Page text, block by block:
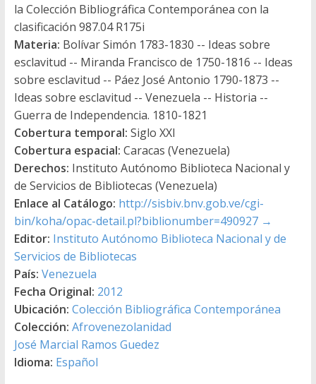
la Colección Bibliográfica Contemporánea con la
clasificación 987.04 R175i
Materia: Bolívar Simón 1783-1830 -- Ideas sobre
esclavitud -- Miranda Francisco de 1750-1816 -- Ideas
sobre esclavitud -- Páez José Antonio 1790-1873 --
Ideas sobre esclavitud -- Venezuela -- Historia --
Guerra de Independencia. 1810-1821
Cobertura temporal: Siglo XXI
Cobertura espacial: Caracas (Venezuela)
Derechos: Instituto Autónomo Biblioteca Nacional y
de Servicios de Bibliotecas (Venezuela)
Enlace al Catálogo: http://sisbiv.bnv.gob.ve/cgi-
bin/koha/opac-detail.pl?biblionumber=490927 →
Editor: Instituto Autónomo Biblioteca Nacional y de
Servicios de Bibliotecas
País: Venezuela
Fecha Original: 2012
Ubicación: Colección Bibliográfica Contemporánea
Colección: Afrovenezolanidad
José Marcial Ramos Guedez
Idioma: Español